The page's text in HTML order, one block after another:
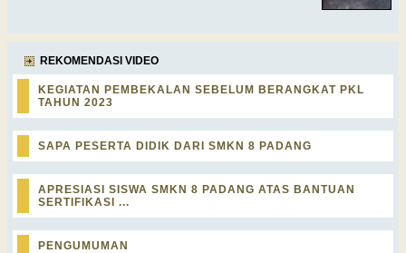
REKOMENDASI VIDEO
KEGIATAN PEMBEKALAN SEBELUM BERANGKAT PKL
TAHUN 2023
SAPA PESERTA DIDIK DARI SMKN 8 PADANG
APRESIASI SISWA SMKN 8 PADANG ATAS BANTUAN
SERTIFIKASI ...
PENGUMUMAN